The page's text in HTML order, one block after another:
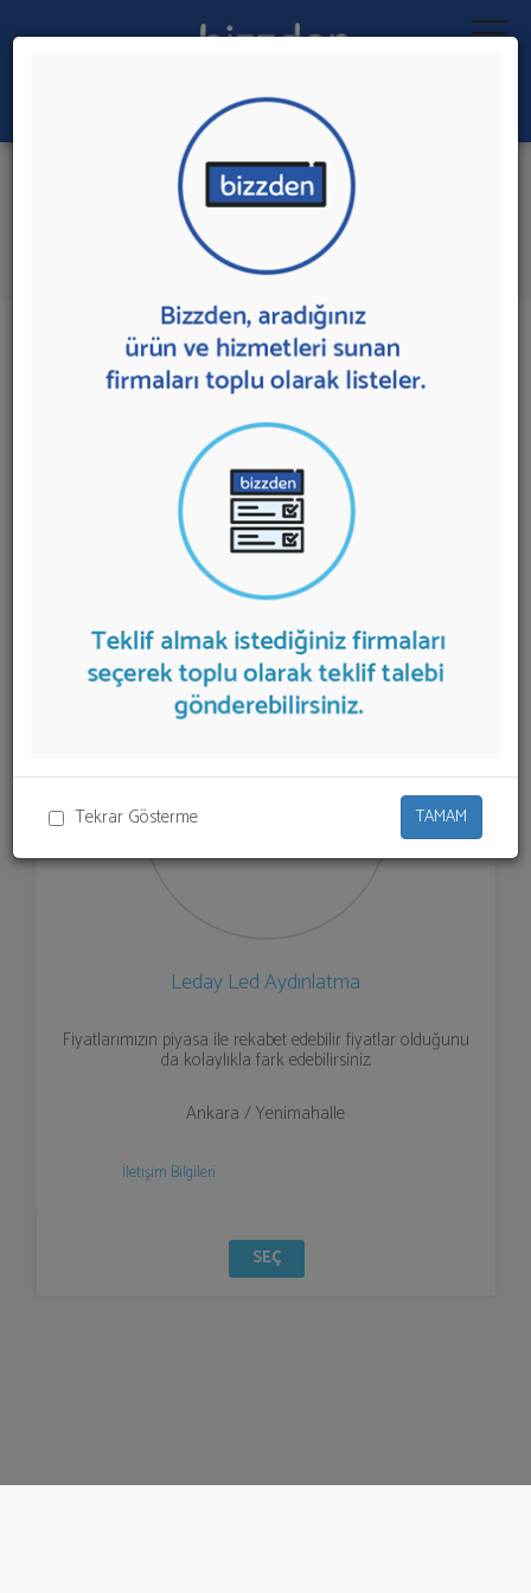
Tekrar Gösterme TAMAM
Ara:
Online Led Aydınlatma
Ürünleri Satışı
İlk 1 Firmaya Mesaj Gönder
1 sonuç bulundu.
Online Led Aydınlatma Ürünleri Satışı
sunan firmalar aşağıda listelenmektedir.
Aydınlatma Ürünleri Satışıteklifi almak için listeden
seçim yapıp ya da "İlk 5 Firmadan Teklif İste" kısmından
toplu olarak teklif talebinizi firmalara aktarabilirsiniz.
Leday Led Aydınlatma
Fiyatlarımızın piyasa ile rekabet edebilir fiyatlar olduğunu
da kolaylıkla fark edebilirsiniz.
Ankara / Yenimahalle
İletişim Bilgileri
SEÇ